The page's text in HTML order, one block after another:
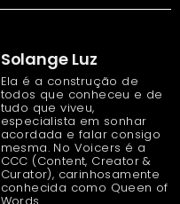
Solange Luz
Ela é a construção de
todos que conheceu e de
tudo que viveu,
especialista em sonhar
acordada e falar consigo
mesma. No Voicers é a
CCC (Content, Creator &
Curator), carinhosamente
conhecida como Queen of